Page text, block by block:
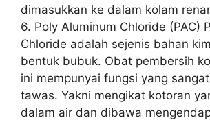
dimasukkan ke dalam kolam
6. Poly Aluminum Chloride (PAC)
Chloride adalah sejenis bahan
bentuk bubuk. Obat pembersih
ini mempunyai fungsi yang
tawas. Yakni mengikat kotoran
dalam air dan dibawa